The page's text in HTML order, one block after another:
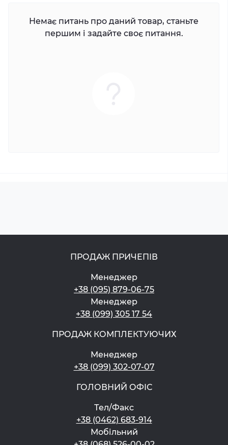
Немає питань про даний товар, станьте
першим і задайте своє питання.
ПРОДАЖ ПРИЧЕПІВ
Менеджер
+38 (095) 879-06-75
Менеджер
+38 (099) 305 17 54
ПРОДАЖ КОМПЛЕКТУЮЧИХ
Менеджер
+38 (099) 302-07-07
ГОЛОВНИЙ ОФІС
Тел/Факс
+38 (0462) 683-914
Мобільний